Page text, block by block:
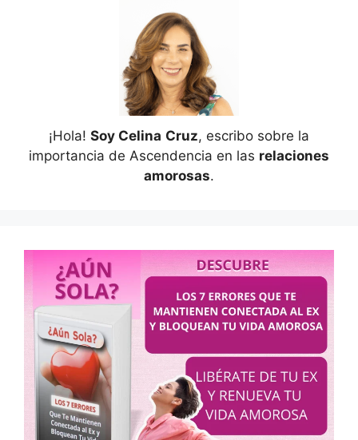
¡Hola! Soy Celina Cruz, escribo sobre la
importancia de Ascendencia en las relaciones
amorosas.